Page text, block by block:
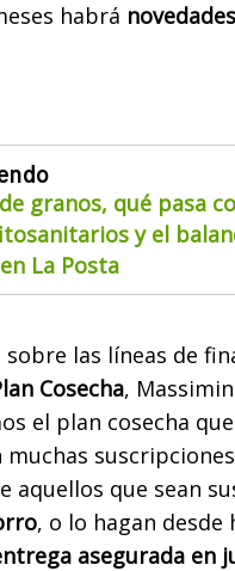
habrá
granos, qué pasa
y el
La Posta
las líneas de
Cosecha,
el plan cosecha
aquellos que sean
, o lo hagan desde
asegurada en